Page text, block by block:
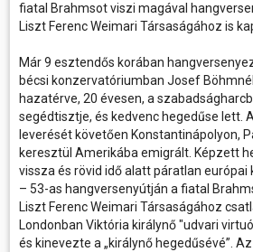
fiatal Brahmsot viszi magával
Liszt Ferenc Weimari Társaságához is
Már 9 esztendős korában
bécsi konzervatóriumban Josef
hazatérve, 20 évesen, a
segédtisztje, és kedvenc hegedűse lett.
leverését követően Konstantinápolyon,
keresztül Amerikába emigrált. Képzett
vissza és rövid idő alatt páratlan
– 53-as hangversenyútján a fiatal
Liszt Ferenc Weimari Társaságához
Londonban Viktória királynő "udvari
és kinevezte a „királynő hegedűsévé”.